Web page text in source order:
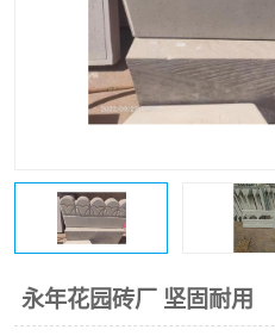
永年花园砖厂 坚固耐用